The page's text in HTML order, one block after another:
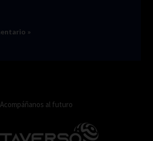
Acompáñanos al futuro